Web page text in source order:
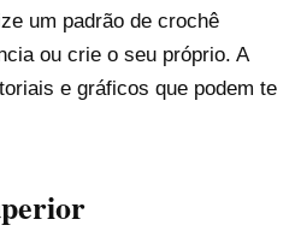
um padrão de crochê
ou crie o seu próprio. A
e gráficos que podem te